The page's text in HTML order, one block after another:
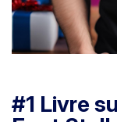
#1 Livre